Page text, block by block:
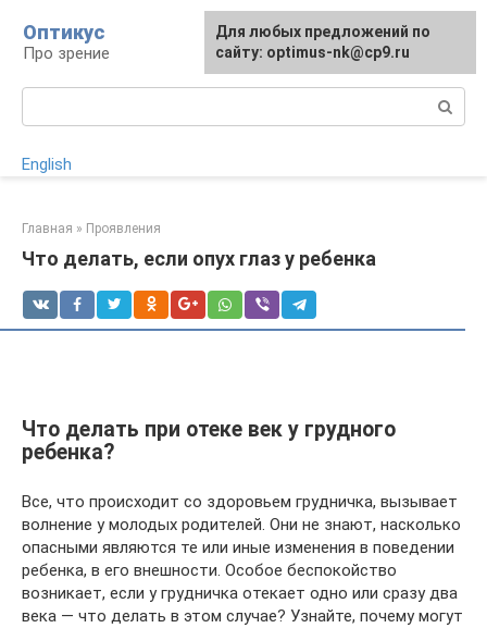
контенту
Оптикус
Про зрение
English
Главная » Проявления
Что делать, если опух глаз у ребенка
Что делать при отеке век у грудного
ребенка?
Все, что происходит со здоровьем грудничка, вызывает
волнение у молодых родителей. Они не знают, насколько
опасными являются те или иные изменения в поведении
ребенка, в его внешности. Особое беспокойство
возникает, если у грудничка отекает одно или сразу два
века — что делать в этом случае? Узнайте, почему могут
Для любых предложений по
сайту: optimus-nk@cp9.ru